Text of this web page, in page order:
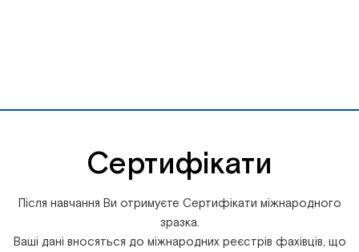
Сертифікати
Після навчання Ви отримуєте Сертифікати міжнародного
зразка.
Ваші дані вносяться до міжнародних реєстрів фахівців, що